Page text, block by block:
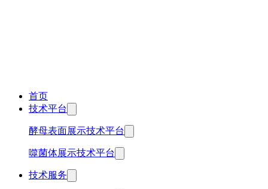
首页
技术平台
酵母表面展示技术平台
噬菌体展示技术平台
技术服务